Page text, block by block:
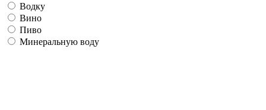
Водку
Вино
Пиво
Минеральную воду